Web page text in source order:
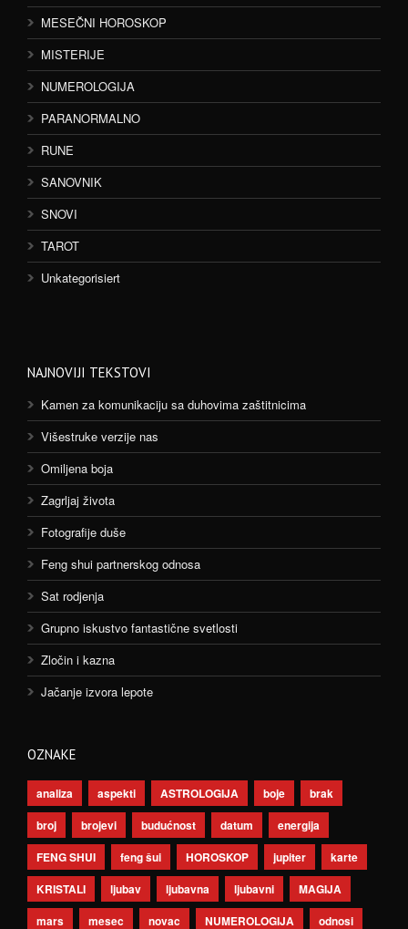
MESEČNI HOROSKOP
MISTERIJE
NUMEROLOGIJA
PARANORMALNO
RUNE
SANOVNIK
SNOVI
TAROT
Unkategorisiert
NAJNOVIJI TEKSTOVI
Kamen za komunikaciju sa duhovima zaštitnicima
Višestruke verzije nas
Omiljena boja
Zagrljaj života
Fotografije duše
Feng shui partnerskog odnosa
Sat rodjenja
Grupno iskustvo fantastične svetlosti
Zločin i kazna
Jačanje izvora lepote
OZNAKE
analiza aspekti ASTROLOGIJA boje
brak
broj
brojevi budućnost datum
energija
FENG SHUI
feng šui HOROSKOP jupiter
karte
KRISTALI
ljubav ljubavna ljubavni
MAGIJA
mars
mesec novac NUMEROLOGIJA odnosi